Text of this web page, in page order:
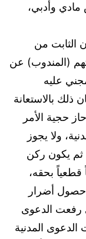
كتعويض مادي وأدبي،
الثابت من
(المندوب) عن
عليه
ذلك بالاستعانة
حجية الأمر
ولا يجوز
ثم يكون ركن
قطعياً بحقه،
حصول أضرار
رفعت الدعوى
الدعوى المدنية